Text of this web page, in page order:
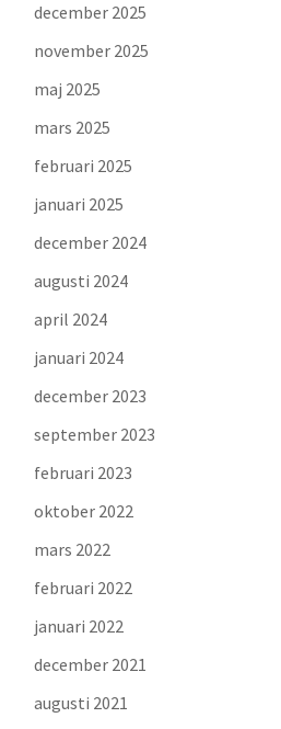
december 2025
november 2025
maj 2025
mars 2025
februari 2025
januari 2025
december 2024
augusti 2024
april 2024
januari 2024
december 2023
september 2023
februari 2023
oktober 2022
mars 2022
februari 2022
januari 2022
december 2021
augusti 2021